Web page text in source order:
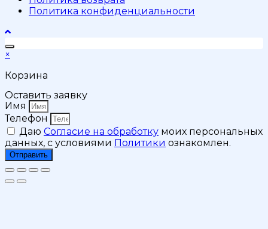
Политика конфиденциальности
×
Корзина
Оставить заявку
Имя
Телефон
Даю Согласие на обработку моих персональных
данных, с условиями Политики ознакомлен.
Отправить